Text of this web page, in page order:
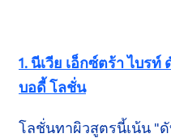
1. นีเวีย เอ็กซ์ตร้า ไบรท์
บอดี้ โลชั่น
โลชั่นทาผิวสูตรนี้เน้น "